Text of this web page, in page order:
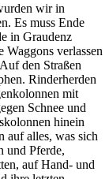
wir in
Es muss Ende
in Graudenz
Waggons verlassen
den Straßen
Rinderherden
mit
Schnee und
hinein
auf alles, was sich
und Pferde,
auf Hand- und